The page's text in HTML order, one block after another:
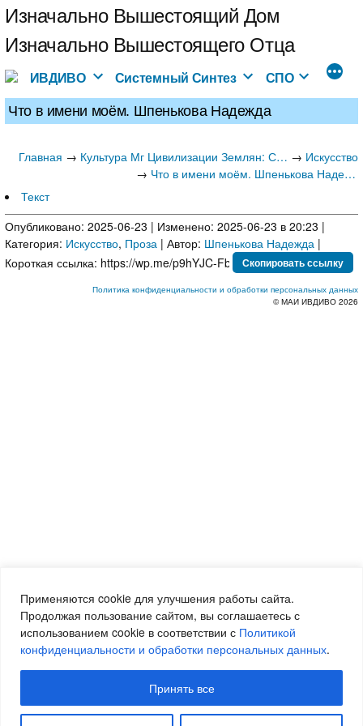
Применяются cookie для улучшения работы сайта.
Продолжая пользование сайтом, вы соглашаетесь с
использованием cookie в соответствии с Политикой
конфиденциальности и обработки персональных данных.
Принять все
Перейти
к
содержимому
Изначально Вышестоящий Дом
Изначально Вышестоящего Отца
ИВДИВО Системный Синтез СПО
Что в имени моём. Шпенькова Надежда
Главная → Культура Мг Цивилизации Землян: Синтез есть Культура новой Эпохи → Искусство
→
Что в имени моём. Шпенькова Надежда
Текст
Опубликовано: 2025-06-23 | Изменено: 2025-06-23 в 20:23 |
Категория: Искусство, Проза | Автор: Шпенькова Надежда |
Короткая ссылка:
Скопировать ссылку
Политика конфиденциальности и обработки персональных данных
© МАИ ИВДИВО 2026